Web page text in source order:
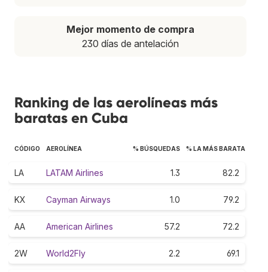
Mejor momento de compra
230 días de antelación
Ranking de las aerolíneas más
baratas en Cuba
CÓDIGO AEROLÍNEA % BÚSQUEDAS % LA MÁS BARATA
LA LATAM Airlines 1.3 82.2
KX Cayman Airways 1.0 79.2
AA American Airlines 57.2 72.2
2W World2Fly 2.2 69.1